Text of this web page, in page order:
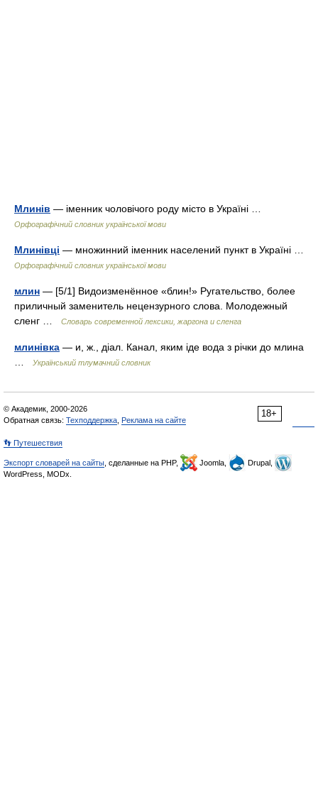
Млинів — іменник чоловічого роду місто в Україні …
Орфографічний словник української мови
Млинівці — множинний іменник населений пункт в Україні …
Орфографічний словник української мови
млин — [5/1] Видоизменённое «блин!» Ругательство, более
приличный заменитель нецензурного слова. Молодежный
сленг …
Cловарь современной лексики, жаргона и сленга
млинівка — и, ж., діал. Канал, яким іде вода з річки до млина
Український тлумачний словник
18+
© Академик, 2000-2026
Обратная связь: Техподдержка Реклама на сайте
👣 Путешествия
Экспорт словарей на сайты , сделанные на PHP, Joomla,
Drupal,
WordPress, MODx.